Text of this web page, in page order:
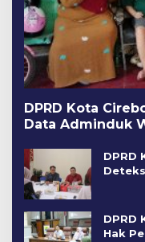
DPRD Kota
Data Adminduk
DPRD
DPRD
Hak